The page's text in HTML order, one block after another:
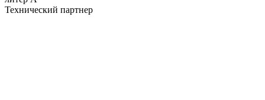
Технический партнер